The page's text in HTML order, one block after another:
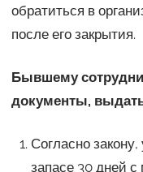
обратиться в
после его закрытия.
Бывшему
документы,
Согласно
запасе 30 дней с